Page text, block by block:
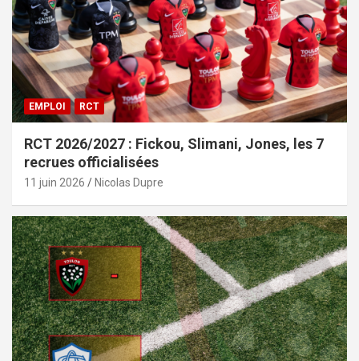
EMPLOI RCT
RCT 2026/2027 : Fickou, Slimani, Jones, les 7
recrues officialisées
11 juin 2026 Nicolas Dupre